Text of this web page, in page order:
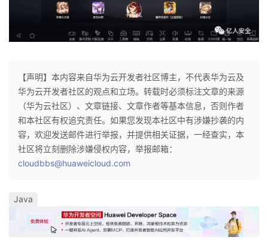
【声明】本内容来自华为云开发者社区博主，不代表华为云及
华为云开发者社区的观点和立场。转载时必须标注文章的来源
（华为云社区）、文章链接、文章作者等基本信息，否则作者
和本社区有权追究责任。如果您发现本社区中有涉嫌抄袭的内
容，欢迎发送邮件进行举报，并提供相关证据，一经查实，本
社区将立刻删除涉嫌侵权内容，举报邮箱：
cloudbbs@huaweicloud.com
Java